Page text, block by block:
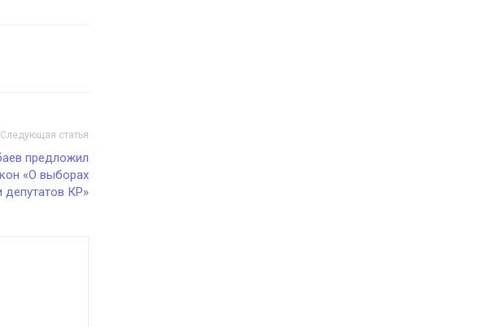
Следующая статья
предложил
«О выборах
депутатов КР»